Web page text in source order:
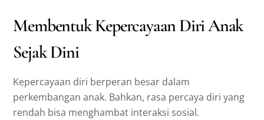
Membentuk Kepercayaan Diri Anak
Sejak Dini
Kepercayaan diri berperan besar dalam
perkembangan anak. Bahkan, rasa percaya diri yang
rendah bisa menghambat interaksi sosial.